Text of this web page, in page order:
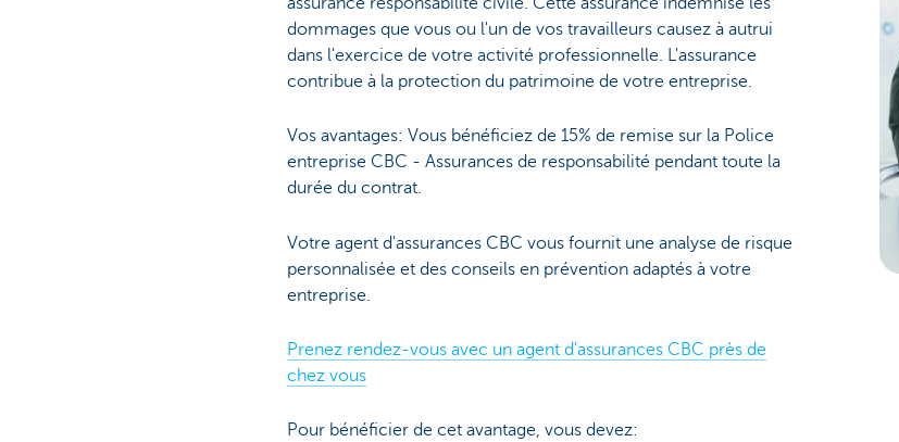
dommages que vous ou l'un de vos travailleurs causez à autrui
dans l'exercice de votre activité professionnelle. L'assurance
contribue à la protection du patrimoine de votre entreprise.
Vos avantages: Vous bénéficiez de 15% de remise sur la Police
entreprise CBC - Assurances de responsabilité pendant toute la
durée du contrat.
Votre agent d'assurances CBC vous fournit une analyse de risque
personnalisée et des conseils en prévention adaptés à votre
entreprise.
Prenez rendez-vous avec un agent d'assurances CBC près de
chez vous
Pour bénéficier de cet avantage, vous devez: